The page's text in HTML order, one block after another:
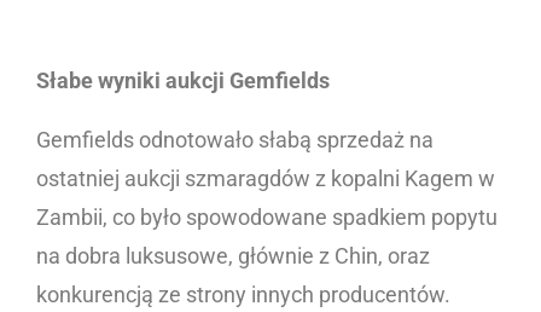
Słabe wyniki aukcji Gemfields
Gemfields odnotowało słabą sprzedaż na
ostatniej aukcji szmaragdów z kopalni Kagem w
Zambii, co było spowodowane spadkiem popytu
na dobra luksusowe, głównie z Chin, oraz
konkurencją ze strony innych producentów.